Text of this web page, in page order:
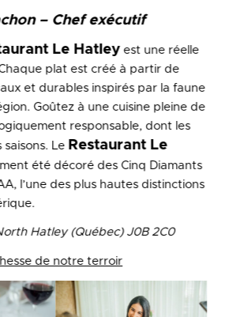
– Chef exécutif
Le Hatleyest une réelle
plat est créé à partir de
et durables inspirés par la faune
Goûtez à une cuisine pleine de
responsable, dont les
saisons. Le Restaurant Le
été décoré des Cinq Diamants
l’une des plus hautes distinctions
Hatley (Québec) J0B 2C0
de notre terroir